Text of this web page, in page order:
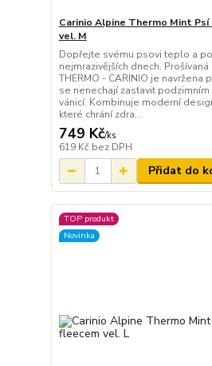
Carinio Alpine Thermo Mint Psí
vel. M
Dopřejte svému psovi teplo a
nejmrazivějších dnech. Prošívaná
THERMO - CARINIO je navržena
se nenechají zastavit
vánicí. Kombinuje moderní
které chrání zdra...
749 Kč/ks
619 Kč bez DPH
Přidat do
TOP produkt
Novinka